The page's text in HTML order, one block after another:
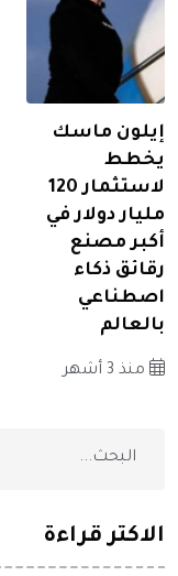
إيلون ماسك
يخطط
لاستثمار 120
مليار دولار في
أكبر مصنع
رقائق ذكاء
اصطناعي
بالعالم
منذ 3 أشهر
الاكثر قراءة